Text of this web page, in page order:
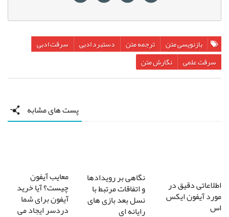
بازنویسی متن ترجمه متن دستبرد ادبی
سرقت ادبی
سرقت علمی
نگارش متن
پست های مشابه
اطلاعاتی دقیق در
مورد آیفون ایکس
اس
نگاهی بر رویدادها
و اتفاقات مرتبط با
نسل بعد بازی های
رایانه ای
معایب آیفون
چیست؟ آیا خرید
آیفون برای شما
دردسر ایجاد می